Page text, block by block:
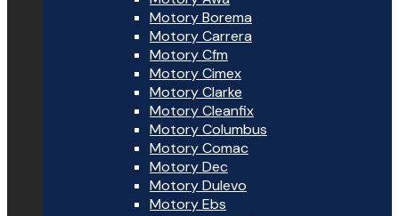
Motory Borema
Motory Carrera
Motory Cfm
Motory Cimex
Motory Clarke
Motory Cleanfix
Motory Columbus
Motory Comac
Motory Dec
Motory Dulevo
Motory Ebs